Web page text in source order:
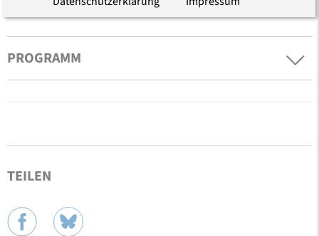
PROGRAMM
TEILEN